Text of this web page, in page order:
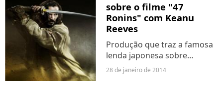
sobre o filme "47
Ronins" com Keanu
Reeves
Produção que traz a famosa
lenda japonesa sobre
samurais conta com o apoio
da estrela de "Matrix"! O ator
28 de janeiro de 2014